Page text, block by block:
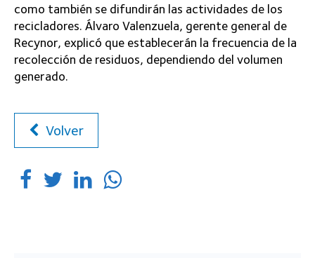
como también se difundirán las actividades de los
recicladores. Álvaro Valenzuela, gerente general de
Recynor, explicó que establecerán la frecuencia de la
recolección de residuos, dependiendo del volumen
generado.
Volver